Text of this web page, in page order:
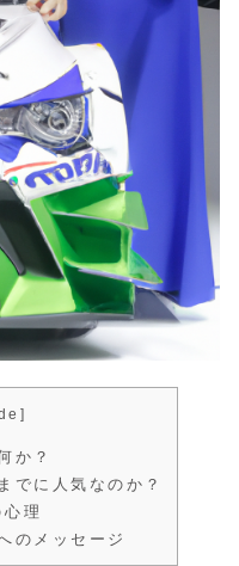
]
か？
でに人気なのか？
理
のメッセージ